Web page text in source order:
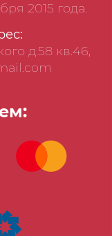
2015 года.
д.58 кв.46,